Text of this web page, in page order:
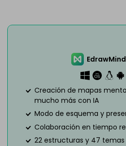
Creación de mapas
mucho más con IA
Modo de esquema y
Colaboración en tiempo
22 estructuras y 47 temas